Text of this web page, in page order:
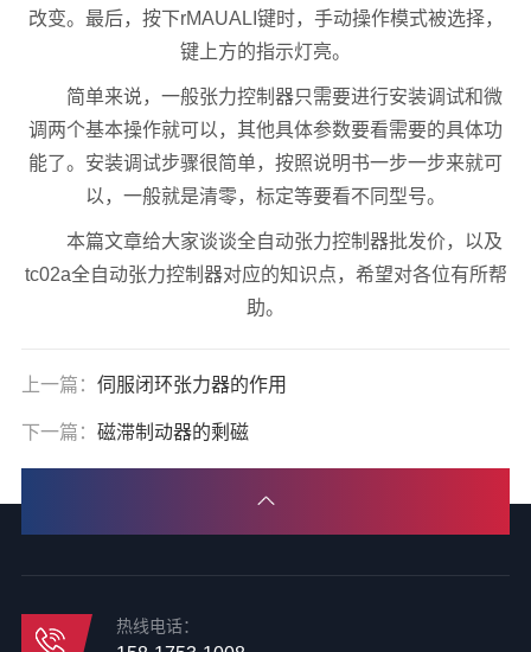
改变。最后，按下rMAUALI键时，手动操作模式被选择，
键上方的指示灯亮。
简单来说，一般张力控制器只需要进行安装调试和微
调两个基本操作就可以，其他具体参数要看需要的具体功
能了。安装调试步骤很简单，按照说明书一步一步来就可
以，一般就是清零，标定等要看不同型号。
本篇文章给大家谈谈全自动张力控制器批发价，以及
tc02a全自动张力控制器对应的知识点，希望对各位有所帮
助。
上一篇： 伺服闭环张力器的作用
下一篇： 磁滞制动器的剩磁
热线电话：